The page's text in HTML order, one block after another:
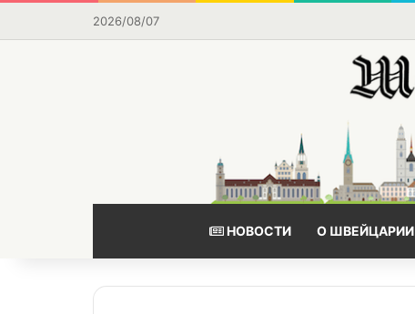
2026/08/07
НОВОСТИ О ШВЕЙЦАРИИ